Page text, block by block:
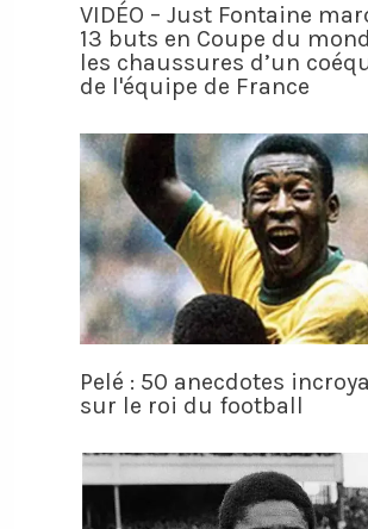
VIDÉO – Just Fontaine
13 buts en Coupe du
les chaussures d’un
de l'équipe de France
Pelé : 50 anecdotes
sur le roi du football